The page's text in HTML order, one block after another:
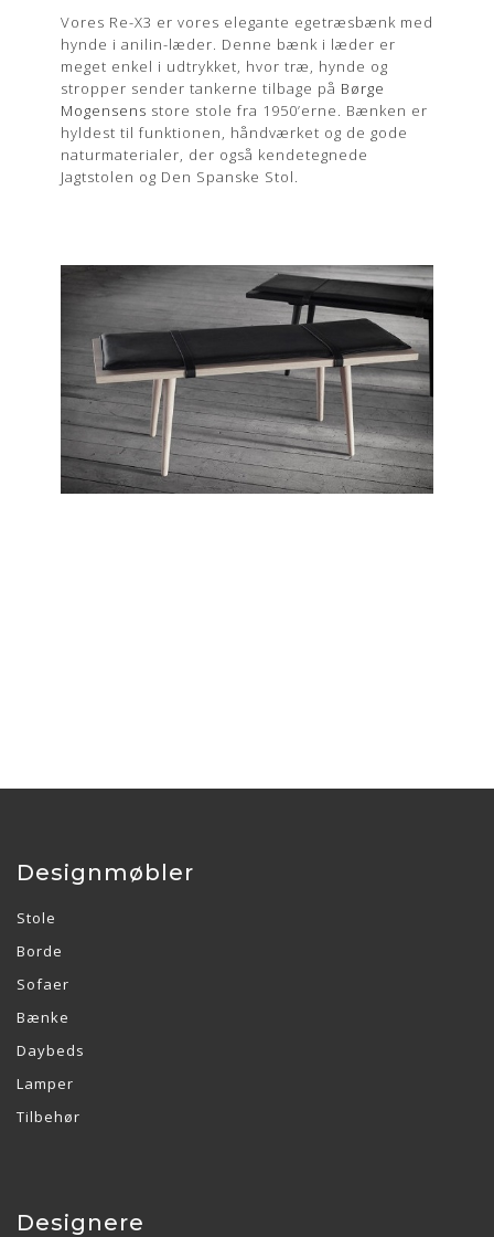
Vores Re-X3 er vores elegante egetræsbænk med
hynde i anilin-læder. Denne bænk i læder er
meget enkel i udtrykket, hvor træ, hynde og
stropper sender tankerne tilbage på Børge
Mogensens store stole fra 1950’erne. Bænken er
hyldest til funktionen, håndværket og de gode
naturmaterialer, der også kendetegnede
Jagtstolen og Den Spanske Stol.
Designmøbler
Stole
Borde
Sofaer
Bænke
Daybeds
Lamper
Tilbehør
Designere